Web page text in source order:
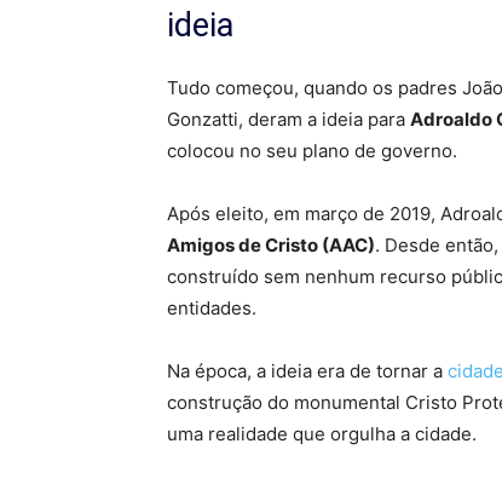
ideia
Tudo começou, quando os padres
Gonzatti, deram a ideia para Adroaldo
colocou no seu plano de governo.
Após eleito, em março de 2019,
Amigos de Cristo (AAC). Desde
construído sem nenhum recurso
entidades.
Na época, a ideia era de tornar a
construção do monumental Cristo
uma realidade que orgulha a cidade.